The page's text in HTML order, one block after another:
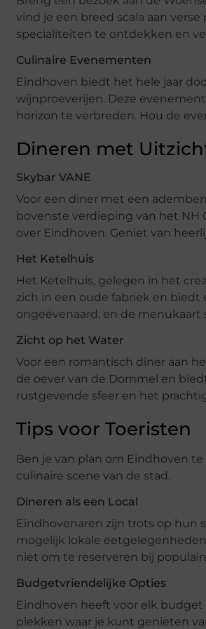
vind je een breed scala aan
specialiteiten te ontdekken en
Culinaire Evenementen
Eindhoven biedt het hele jaar
wijnproeverijen. Deze
horizon te verbreden. Hou de
Dineren met
Skybar VANE
Voor een diner met een
bovenste verdieping van het NH
over Eindhoven. Geniet van
Het Ketelhuis
Het Ketelhuis, gelegen in het
zich in een oude fabriek en
ongeëvenaard, en de menukaart
Zicht op het Water
Voor een romantisch diner aan
de oever van de Dommel en
rustgevende sfeer en het
Tips voor Toeristen
Ben je van plan om Eindhoven
culinaire scene van de stad.
Dineren als een Local
Eindhovenaren zijn trots op hun
mogelijk lokale
niet om te reserveren bij
Budgetvriendelijke Opties
Eindhoven heeft voor elk
plekken waar je kunt genieten